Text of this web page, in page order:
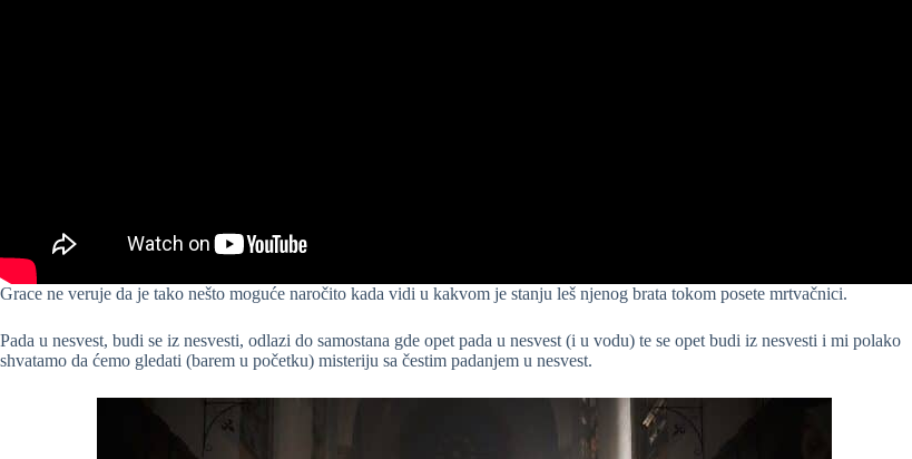
Grace ne veruje da je tako nešto moguće naročito kada vidi u kakvom je stanju leš njenog brata tokom posete mrtvačnici.
Pada u nesvest, budi se iz nesvesti, odlazi do samostana gde opet pada u nesvest (i u vodu) te se opet budi iz nesvesti i mi polako
shvatamo da ćemo gledati (barem u početku) misteriju sa čestim padanjem u nesvest.